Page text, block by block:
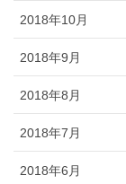
2018年10月
2018年9月
2018年8月
2018年7月
2018年6月